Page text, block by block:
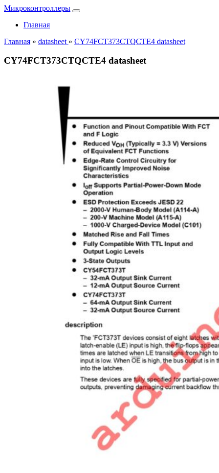
Микроконтроллеры
Главная
Главная » datasheet » CY74FCT373CTQCTE4 datasheet
CY74FCT373CTQCTE4 datasheet